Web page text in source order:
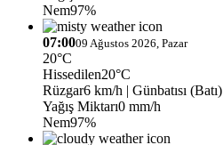
Nem97%
07:0009 Ağustos 2026, Pazar
20°C
Hissedilen20°C
Rüzgar6 km/h | Günbatısı (Batı)
Yağış Miktarı0 mm/h
Nem97%